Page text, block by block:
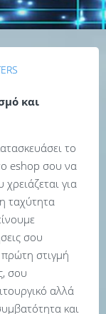
και
το
eshop σου να
για
ταχύτητα
σου
στιγμή
σου
αλλά
και